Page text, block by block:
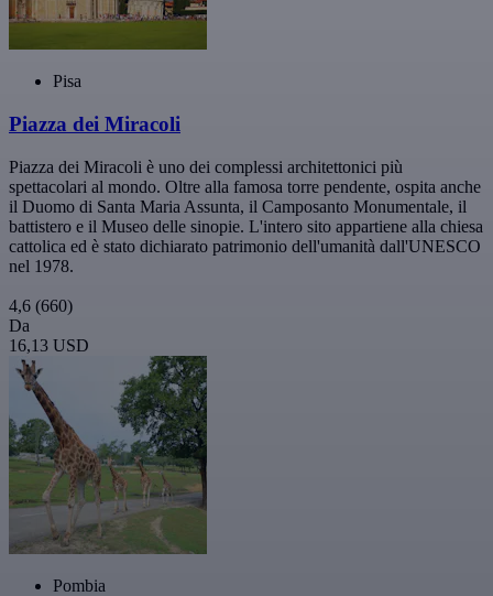
Pisa
Piazza dei Miracoli
Piazza dei Miracoli è uno dei complessi architettonici più
spettacolari al mondo. Oltre alla famosa torre pendente, ospita anche
il Duomo di Santa Maria Assunta, il Camposanto Monumentale, il
battistero e il Museo delle sinopie. L'intero sito appartiene alla chiesa
cattolica ed è stato dichiarato patrimonio dell'umanità dall'UNESCO
nel 1978.
4,6 (660)
Da
16,13 USD
Pombia